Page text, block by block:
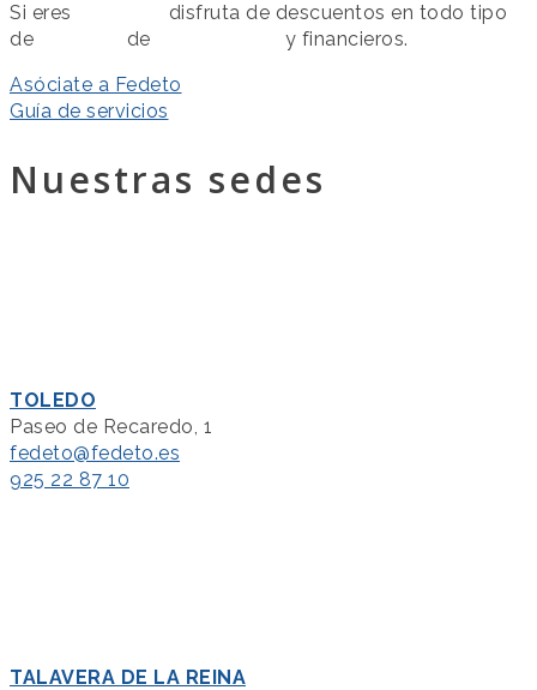
Si eres
disfruta de descuentos en todo tipo
de
de
y financieros.
Asóciate a Fedeto
Guía de servicios
Nuestras sedes
TOLEDO
Paseo de Recaredo, 1
fedeto@fedeto.es
925 22 87 10
TALAVERA DE LA REINA